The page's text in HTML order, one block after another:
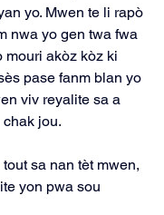
yo. Mwen te li rapò
nwa yo gen twa fwa
mouri akòz kòz ki
pase fanm blan yo
viv reyalite sa a
jou.
sa nan tèt mwen,
yon pwa sou